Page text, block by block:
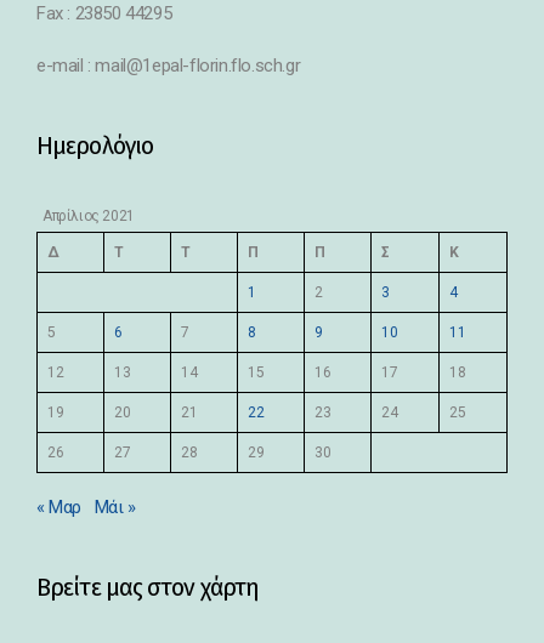
Fax : 23850 44295
e-mail : mail@1epal-florin.flo.sch.gr
Ημερολόγιο
Απρίλιος 2021
Δ Τ Τ Π Π Σ Κ
1 2 3 4
5 6 7 8 9 10 11
12 13 14 15 16 17 18
19 20 21 22 23 24 25
26 27 28 29 30
« Μαρ Μάι »
Βρείτε μας στον χάρτη